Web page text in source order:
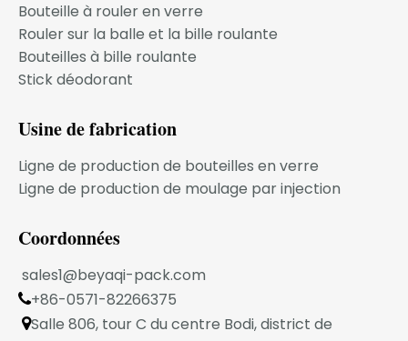
Bouteille de déodorant de parfum liquide
de vente chaude, fournisseur de petites
boules en plastique creuses colorées
Bouteille à rouler en verre
Rouler sur la balle et la bille roulante
Bouteilles à bille roulante
Stick déodorant
Usine de fabrication
Ligne de production de bouteilles en verre
Ligne de production de moulage par injection
Coordonnées
sales1@beyaqi-pack.com
+86-0571-82266375
Salle 806, tour C du centre Bodi, district de